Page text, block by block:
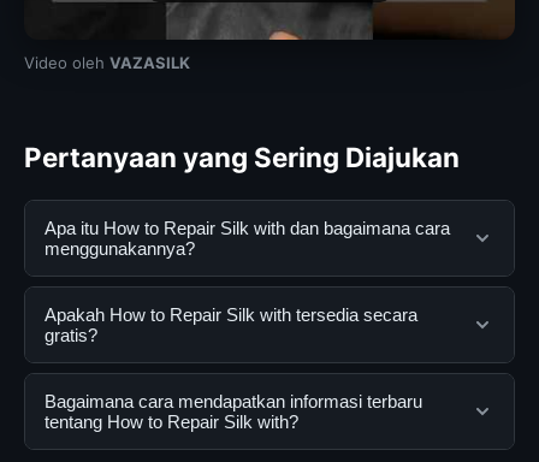
Video oleh VAZASILK
Pertanyaan yang Sering Diajukan
Apa itu How to Repair Silk with dan bagaimana cara
menggunakannya?
How to Repair Silk with adalah layanan digital yang
dirancang untuk membantu pengguna mendapatkan
informasi lengkap dan terpercaya. Anda dapat
menggunakannya dengan mengunjungi situs resmi dan
mengikuti panduan yang tersedia.
Apakah How to Repair Silk with tersedia secara
gratis?
Ya, How to Repair Silk with dapat diakses secara gratis
oleh semua pengguna. Tidak ada biaya tersembunyi
atau langganan yang diperlukan untuk menggunakan
Bagaimana cara mendapatkan informasi terbaru
tentang How to Repair Silk with?